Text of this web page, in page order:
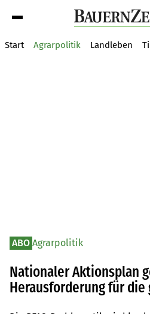
Start Agrarpolitik Landleben
ABO Agrarpolitik
Nationaler Aktionsplan
Herausforderung für die